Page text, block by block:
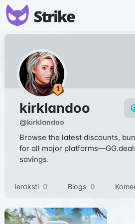
kirklandoo
@kirklandoo
Browse the latest discounts,
for all major
savings.
Ieraksti 0 Blogs 0